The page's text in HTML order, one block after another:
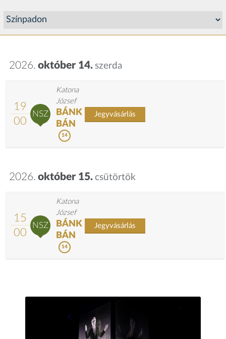
2026. október 14. szerda
19
00
NSZ
Katona
József
BÁNK
BÁN
14
Jegyvásárlás
2026. október 15. csütörtök
15
00
NSZ
Katona
József
BÁNK
BÁN
14
Jegyvásárlás